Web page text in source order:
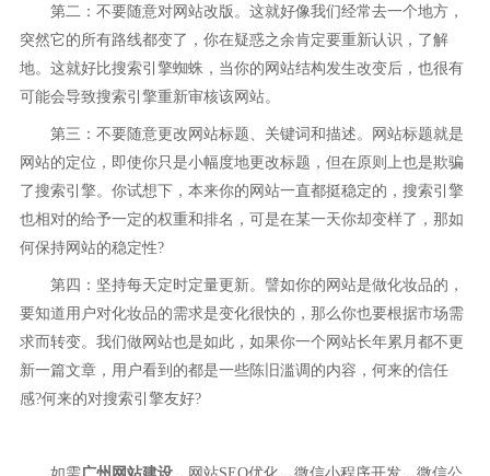
第二：不要随意对网站改版。这就好像我们经常去一个地方，
突然它的所有路线都变了，你在疑惑之余肯定要重新认识，了解
地。这就好比搜索引擎蜘蛛，当你的网站结构发生改变后，也很有
可能会导致搜索引擎重新审核该网站。
第三：不要随意更改网站标题、关键词和描述。网站标题就是
网站的定位，即使你只是小幅度地更改标题，但在原则上也是欺骗
了搜索引擎。你试想下，本来你的网站一直都挺稳定的，搜索引擎
也相对的给予一定的权重和排名，可是在某一天你却变样了，那如
何保持网站的稳定性?
第四：坚持每天定时定量更新。譬如你的网站是做化妆品的，
要知道用户对化妆品的需求是变化很快的，那么你也要根据市场需
求而转变。我们做网站也是如此，如果你一个网站长年累月都不更
新一篇文章，用户看到的都是一些陈旧滥调的内容，何来的信任
感?何来的对搜索引擎友好?